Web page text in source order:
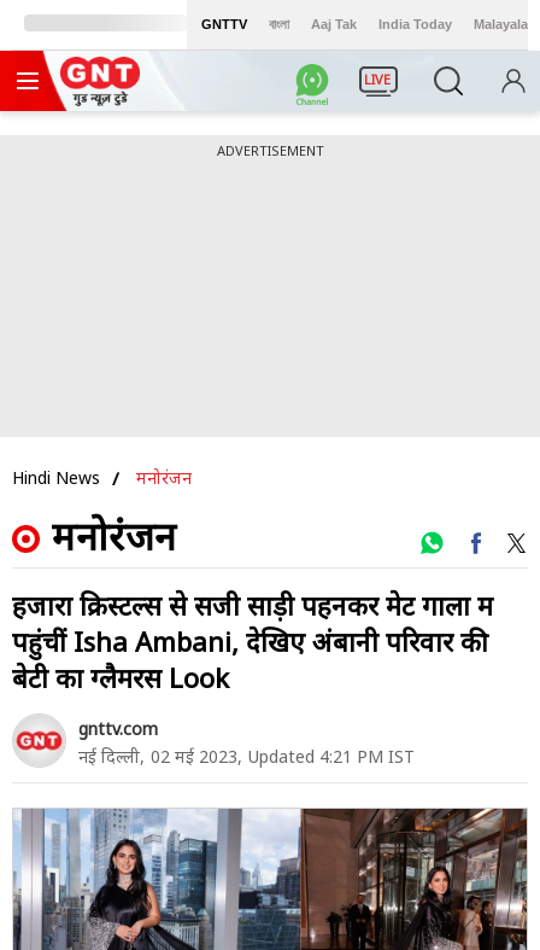
GNTTV বাংলা Aaj Tak India Today Malayalam
LIVE
ADVERTISEMENT
Hindi News मनोरंजन
मनोरंजन
हजारों क्रिस्टल्स से सजी साड़ी पहनकर मेट गाला में
पहुंचीं Isha Ambani, देखिए अंबानी परिवार की
बेटी का ग्लैमरस Look
gnttv.com
नई दिल्ली, 02 मई 2023, Updated 4:21 PM IST